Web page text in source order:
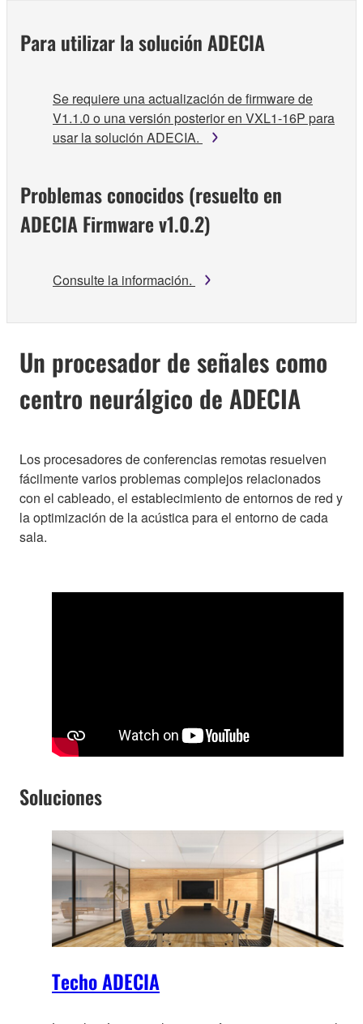
Para utilizar la solución ADECIA
Se requiere una actualización de firmware de
V1.1.0 o una versión posterior en VXL1-16P para
usar la solución ADECIA.
Problemas conocidos (resuelto en
ADECIA Firmware v1.0.2)
Consulte la información.
Un procesador de señales como
centro neurálgico de ADECIA
Los procesadores de conferencias remotas resuelven
fácilmente varios problemas complejos relacionados
con el cableado, el establecimiento de entornos de red y
la optimización de la acústica para el entorno de cada
sala.
Soluciones
Techo ADECIA